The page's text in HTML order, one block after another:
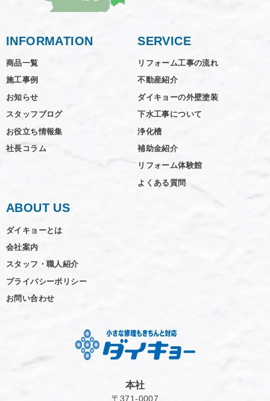
INFORMATION
商品一覧
施工事例
お知らせ
スタッフブログ
お役立ち情報集
社長コラム
SERVICE
リフォーム工事の流れ
不動産紹介
ダイキョーの外壁塗装
下水工事について
浄化槽
補助金紹介
リフォーム体験館
よくある質問
ABOUT US
ダイキョーとは
会社案内
スタッフ・職人紹介
プライバシーポリシー
お問い合わせ
本社
〒371-0007